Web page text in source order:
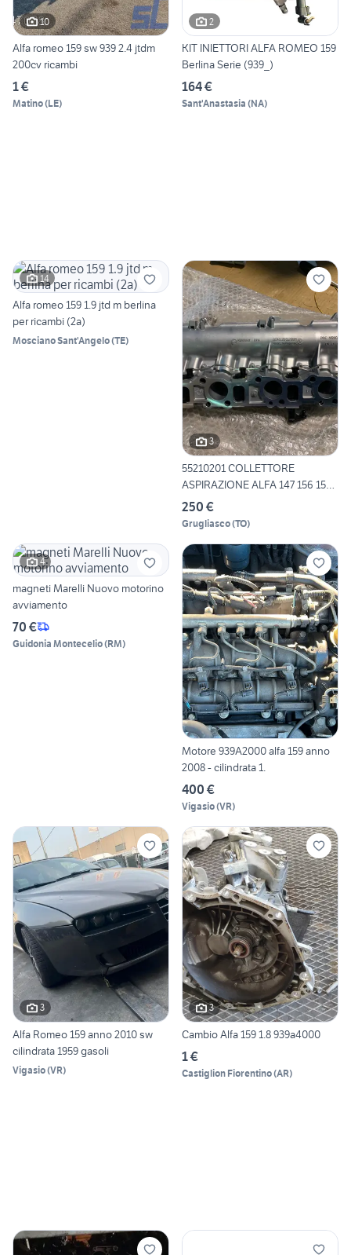
10
Alfa romeo 159 sw 939 2.4 jtdm
200cv ricambi
1 €
Matino(LE)
2
KIT INIETTORI ALFA ROMEO 159
Berlina Serie (939_)
164 €
Sant'Anastasia (NA)
14
Alfa romeo 159 1.9 jtd m berlina
per ricambi (2a)
Mosciano Sant'Angelo(TE)
3
55210201 COLLETTORE
ASPIRAZIONE ALFA 147 156 159
C
250 €
Grugliasco(TO)
4
magneti Marelli Nuovo motorino
avviamento
70 €
Guidonia Montecelio(RM)
Motore 939A2000 alfa 159 anno
2008 - cilindrata 1.
400 €
Vigasio(VR)
3
Alfa Romeo 159 anno 2010 sw
cilindrata 1959 gasoli
Vigasio(VR)
3
Cambio Alfa 159 1.8 939a4000
1 €
Castiglion Fiorentino(AR)